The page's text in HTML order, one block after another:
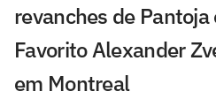
revanches de Pantoja
Favorito Alexander
em Montreal